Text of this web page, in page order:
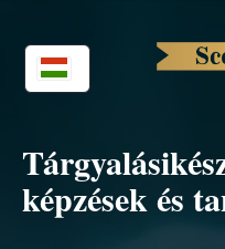
content
képzések és